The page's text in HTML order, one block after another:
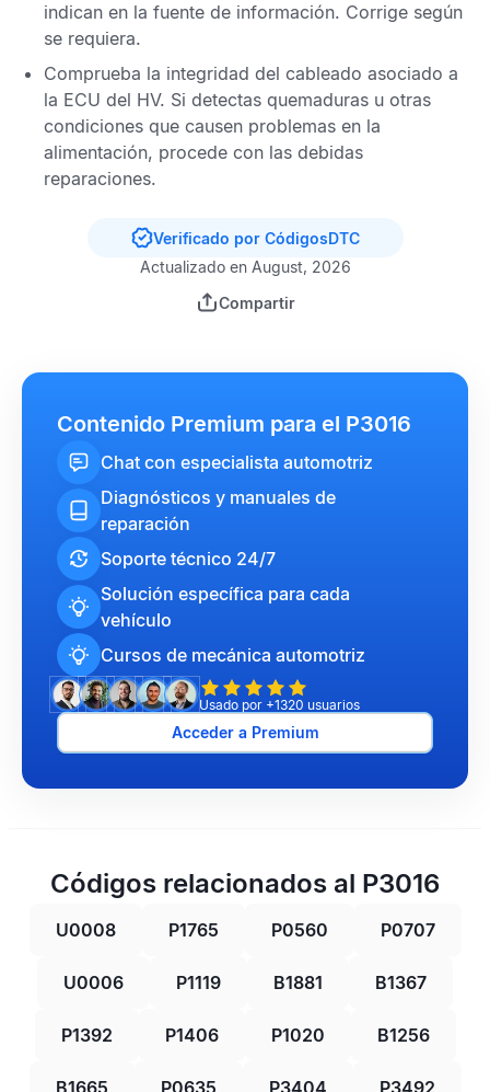
indican en la fuente de información. Corrige según
se requiera.
Comprueba la integridad del cableado asociado a
la ECU del HV. Si detectas quemaduras u otras
condiciones que causen problemas en la
alimentación, procede con las debidas
reparaciones.
Verificado por CódigosDTC
Actualizado en August, 2026
Compartir
Contenido Premium para el P3016
Chat con especialista automotriz
Diagnósticos y manuales de
reparación
Soporte técnico 24/7
Solución específica para cada
vehículo
Cursos de mecánica automotriz
Usado por +1320 usuarios
Acceder a Premium
Códigos relacionados al P3016
U0008 P1765 P0560 P0707
U0006 P1119 B1881 B1367
P1392 P1406 P1020 B1256
B1665 P0635 P3404 P3492